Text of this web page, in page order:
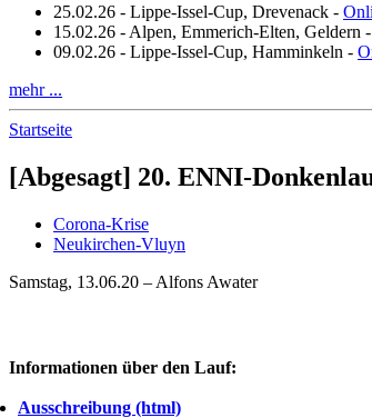
25.02.26 - Lippe-Issel-Cup, Drevenack -
15.02.26 - Alpen, Emmerich-Elten, Geldern -
09.02.26 - Lippe-Issel-Cup, Hamminkeln -
mehr ...
Startseite
[Abgesagt] 20. ENNI-
Corona-Krise
Neukirchen-Vluyn
Samstag, 13.06.20 – Alfons Awater
Informationen über den Lauf:
Ausschreibung (html)